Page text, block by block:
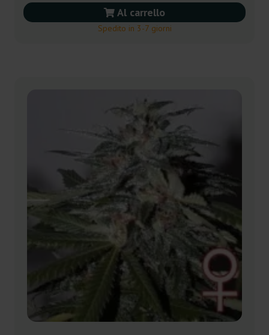
Al carrello
Spedito in 3-7 giorni